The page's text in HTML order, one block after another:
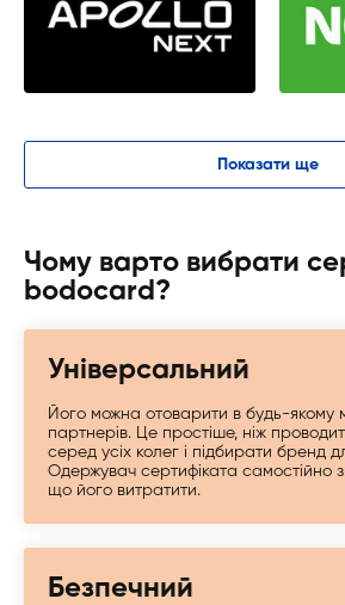
Показати ще
Чому варто вибрати
bodocard?
Універсальний
Його можна отоварити в будь-якому
партнерів. Це простіше, ніж
серед усіх колег і підбирати бренд
Одержувач сертифіката самостійно
що його витратити.
Безпечний